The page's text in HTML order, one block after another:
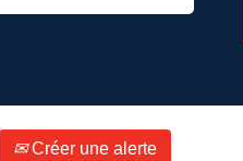
Créer une alerte